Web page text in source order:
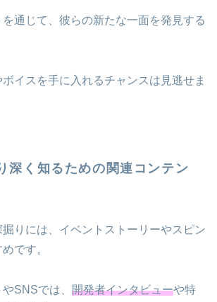
通じて、彼らの新たな一面を発見する
ボイスを手に入れるチャンスは見逃せま
深く知るための関連コンテン
りには、イベントストーリーやスピン
です。
SNSでは、 開発者インタビューや特